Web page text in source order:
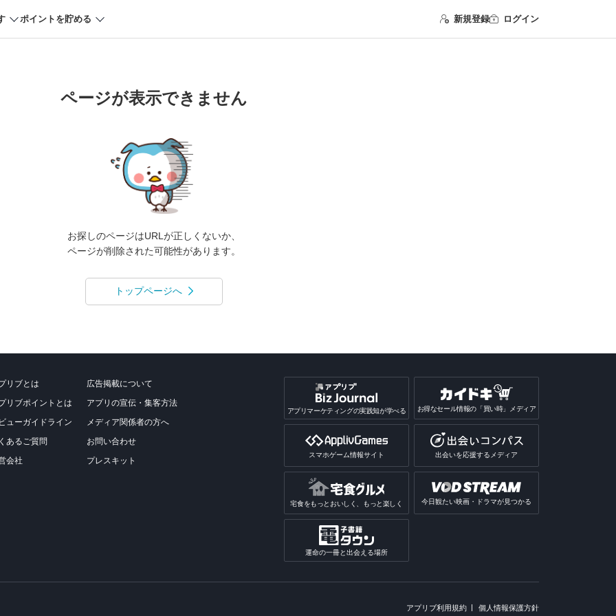
ポイントを貯める 新規登録 ログイン
ページが表示できません
お探しのページはURLが正しくないか、
ページが削除された可能性があります。
トップページへ
リブとは
リブポイントとは
ューガイドライン
あるご質問
会社
広告掲載について
アプリの宣伝・集客方法
メディア関係者の方へ
お問い合わせ
プレスキット
アプリマーケティングの実践知が学べる お得なセール情報の「買い時」メディア
スマホゲーム情報サイト 出会いを応援するメディア
宅食をもっとおいしく、もっと楽しく 今日観たい映画・ドラマが見つかる
運命の一冊と出会える場所
アプリブ利用規約 個人情報保護方針